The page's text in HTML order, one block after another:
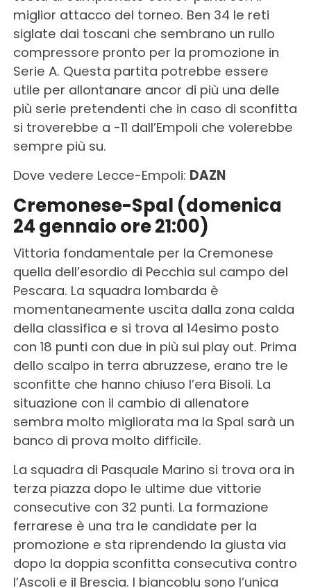
miglior attacco del torneo. Ben 34 le reti
siglate dai toscani che sembrano un rullo
compressore pronto per la promozione in
Serie A. Questa partita potrebbe essere
utile per allontanare ancor di più una delle
più serie pretendenti che in caso di sconfitta
si troverebbe a -11 dall’Empoli che volerebbe
sempre più su.
Dove vedere Lecce-Empoli: DAZN
Cremonese-Spal (domenica
24 gennaio ore 21:00)
Vittoria fondamentale per la Cremonese
quella dell’esordio di Pecchia sul campo del
Pescara. La squadra lombarda è
momentaneamente uscita dalla zona calda
della classifica e si trova al 14esimo posto
con 18 punti con due in più sui play out. Prima
dello scalpo in terra abruzzese, erano tre le
sconfitte che hanno chiuso l’era Bisoli. La
situazione con il cambio di allenatore
sembra molto migliorata ma la Spal sarà un
banco di prova molto difficile.
La squadra di Pasquale Marino si trova ora in
terza piazza dopo le ultime due vittorie
consecutive con 32 punti. La formazione
ferrarese è una tra le candidate per la
promozione e sta riprendendo la giusta via
dopo la doppia sconfitta consecutiva contro
l’Ascoli e il Brescia. I biancoblu sono l’unica